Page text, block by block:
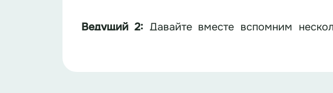
Ведущий 2: Давайте вместе вспомним